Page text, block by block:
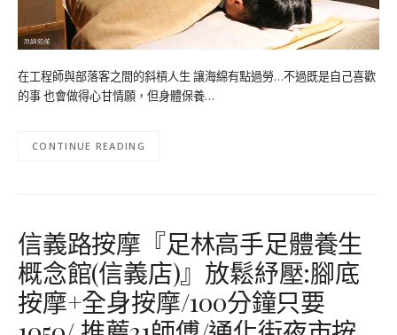
在工程師與部落客之間的斜槓人生 讓海綿有點過勞…不過既是自己喜歡
的事 也會做得心甘情願，但身體保養…
CONTINUE READING
信義路按摩『足林高手足體養生
概念館(信義店)』放鬆紓壓:腳底
按摩+全身按摩/100分鐘只要